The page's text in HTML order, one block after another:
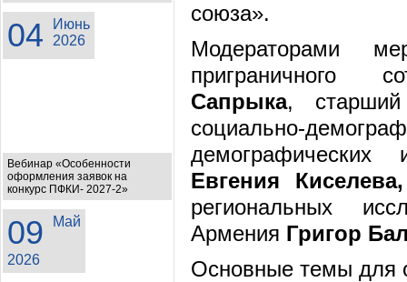
04
Июнь
2026
Вебинар «Особенности
оформления заявок на
конкурс ПФКИ- 2027-2»
09 Май
2026
союза».
Модераторами
приграничного
Сапрыка, старший
социально-
демографических
Евгения
региональных
Армения Григор
Основные темы для